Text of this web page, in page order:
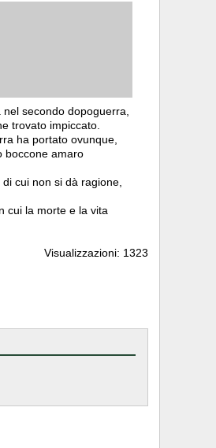
secondo dopoguerra,
trovato impiccato.
ha portato ovunque,
boccone amaro
cui non si dà ragione,
cui la morte e la vita
Visualizzazioni: 1323